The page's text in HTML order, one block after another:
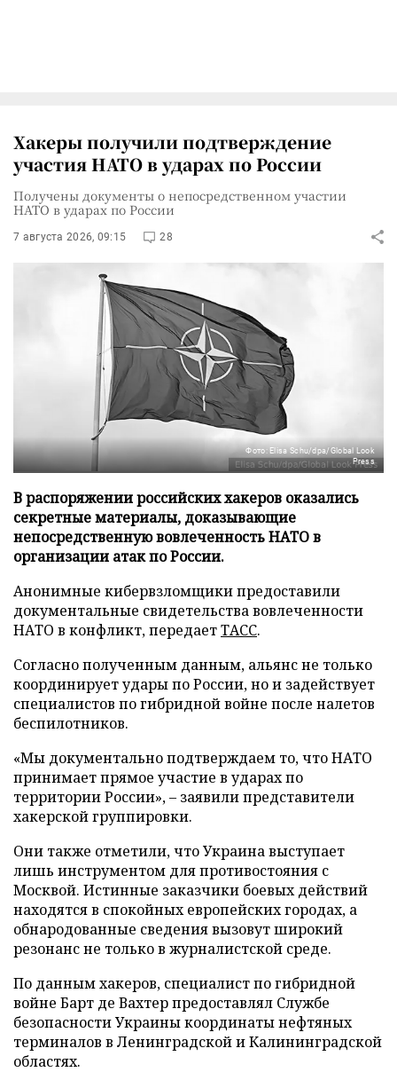
Хакеры получили подтверждение
участия НАТО в ударах по России
Получены документы о непосредственном участии
НАТО в ударах по России
7 августа 2026, 09:15 28
Фото: Elisa Schu/dpa/Global Look
Press
В распоряжении российских хакеров оказались
секретные материалы, доказывающие
непосредственную вовлеченность НАТО в
организации атак по России.
Анонимные кибервзломщики предоставили
документальные свидетельства вовлеченности
НАТО в конфликт, передаетТАСС.
Согласно полученным данным, альянс не только
координирует удары по России, но и задействует
специалистов по гибридной войне после налетов
беспилотников.
«Мы документально подтверждаем то, что НАТО
принимает прямое участие в ударах по
территории России», – заявили представители
хакерской группировки.
Они также отметили, что Украина выступает
лишь инструментом для противостояния с
Москвой. Истинные заказчики боевых действий
находятся в спокойных европейских городах, а
обнародованные сведения вызовут широкий
резонанс не только в журналистской среде.
По данным хакеров, специалист по гибридной
войне Барт де Вахтер предоставлял Службе
безопасности Украины координаты нефтяных
терминалов в Ленинградской и Калининградской
областях.